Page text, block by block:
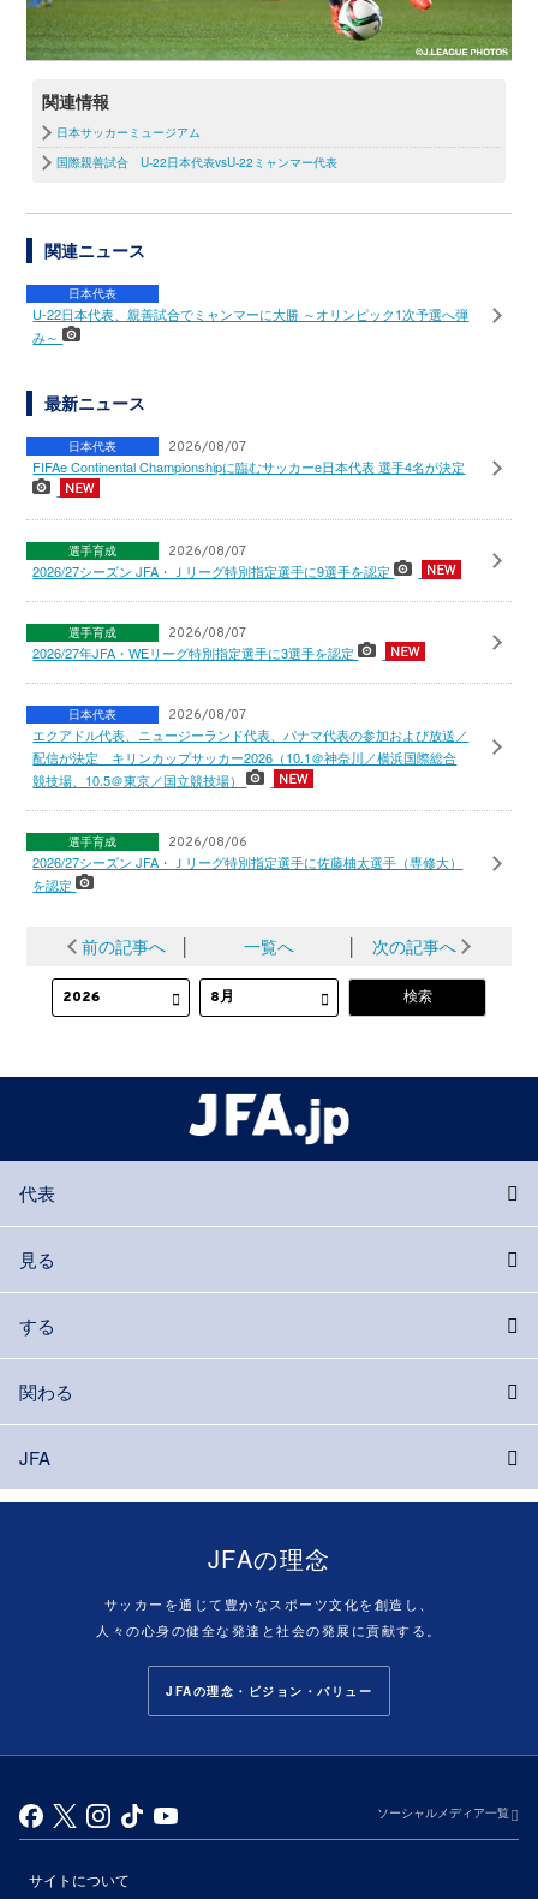
関連情報
日本サッカーミュージアム
国際親善試合 U-22日本代表vsU-22ミャンマー代表
関連ニュース
日本代表
U-22日本代表、親善試合でミャンマーに大勝 ～オリンピック1次予選へ弾
み～
最新ニュース
日本代表 2026/08/07
FIFAe Continental Championshipに臨むサッカーe日本代表 選手4名が決定
選手育成 2026/08/07
2026/27シーズン JFA・Ｊリーグ特別指定選手に9選手を認定
選手育成 2026/08/07
2026/27年JFA・WEリーグ特別指定選手に3選手を認定
日本代表 2026/08/07
エクアドル代表、ニュージーランド代表、パナマ代表の参加および放送／
配信が決定 キリンカップサッカー2026（10.1＠神奈川／横浜国際総合
競技場、10.5＠東京／国立競技場）
選手育成 2026/08/06
2026/27シーズン JFA・Ｊリーグ特別指定選手に佐藤柚太選手（専修大）
を認定
前の記事へ │ 一覧へ │ 次の記事へ
代表
見る
する
関わる
JFA
JFAの理念
サッカーを通じて豊かなスポーツ文化を創造し、
人々の心身の健全な発達と社会の発展に貢献する。
JFAの理念・ビジョン・バリュー
ソーシャルメディア一覧
サイトについて